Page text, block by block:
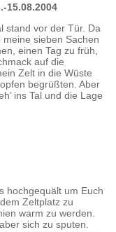
15.08.2004
stand vor der Tür. Da
sieben Sachen
einen Tag zu früh,
auf die
Zelt in die Wüste
begrüßten. Aber
ins Tal und die Lage
hochgequält um Euch
Zeltplatz zu
warm zu werden.
sich zu sputen.